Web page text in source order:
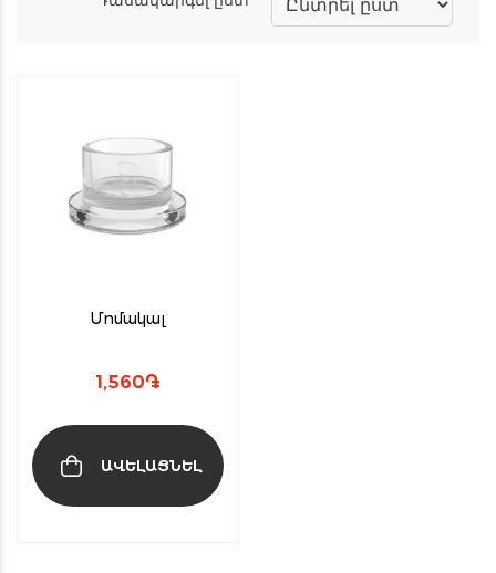
Մոմակալ
1,560֏
ԱՎԵԼԱՑՆԵԼ